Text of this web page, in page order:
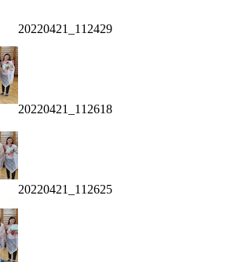
20220421_112429
20220421_112618
20220421_112625